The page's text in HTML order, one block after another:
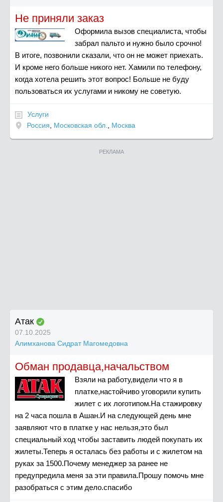
Не приняли заказ
Оформила вызов специалиста, чтобы
забрал пальто и нужно было срочно!
В итоге, позвонили сказали, что он не может приехать.
И кроме него больше никого нет. Хамили по телефону,
когда хотела решить этот вопрос! Больше не буду
пользоваться их услугами и никому не советую.
Услуги
Россия
Московская обл. Москва
РЕКЛАМА
Атак
07.10.2025
Алимханова Сидрат Магомедовна
Обман продавца,начальством
Взяли на работу,видели что я в
платке,настойчиво уговорили купить
жилет с их логотипом.На стажировку
на 2 часа пошла в Ашан.И на следующей день мне
заявляют что в платке у нас нельзя,это был
специальный ход чтобы заставить людей покупать их
жилеты.Теперь я осталась без работы и с жилетом на
руках за 1500.Почему менеджер за ранее не
предупредила меня за эти правила.Прошу помочь мне
разобраться с этим дело.спасибо